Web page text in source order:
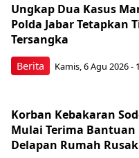
Berita
Ungkap Dua Kasus
Polda Jabar Tetapkan
Tersangka
Kamis, 6 Agu 2026 -
Korban Kebakaran
Mulai Terima
Delapan Rumah